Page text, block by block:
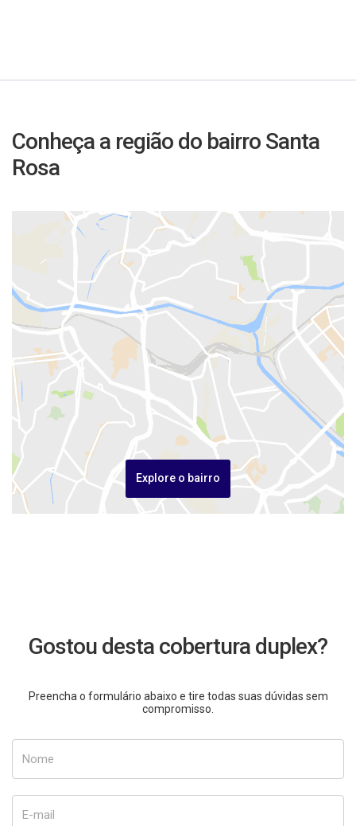
Conheça a região do bairro Santa
Rosa
Explore o bairro
Gostou desta cobertura duplex?
Preencha o formulário abaixo e tire todas suas dúvidas sem
compromisso.